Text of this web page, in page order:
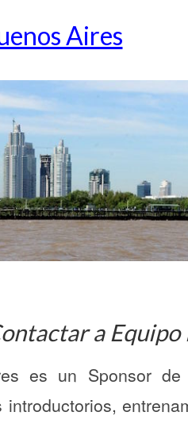
Aires
a
es un Sponsor de
introductorios,